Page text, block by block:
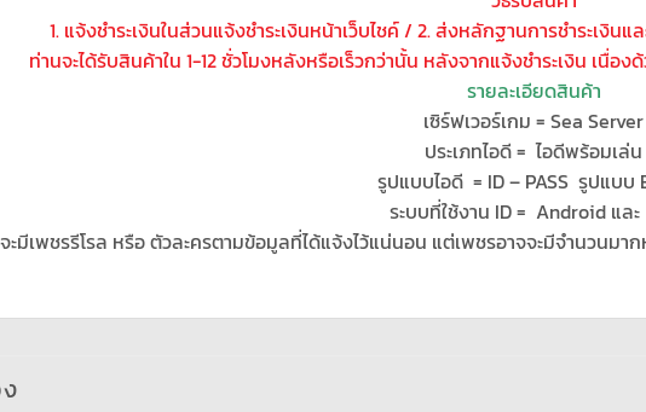
1. แจ้งชำระเงินในส่วนแจ้งชำระเงินหน้าเว็บไชค์ / 2. ส่งหลักฐานการชำระเงิ
ท่านจะได้รับสินค้าใน 1-12 ชั่วโมงหลังหรือเร็วกว่านั้น หลังจากแจ้งชำระเงิน เนื่
รายละเอียดสินค้า
เซิร์ฟเวอร์เกม = Sea Server
ประเภทไอดี = ไอดีพร้อมเล่น
รูปแบบไอดี = ID – PASS รูปแบบ
ระบบที่ใช้งาน ID = Android และ
จะมีเพชรรีโรล หรือ ตัวละครตามข้อมูลที่ได้แจ้งไว้แน่นอน แต่เพชรอาจจะมีจำนวนม